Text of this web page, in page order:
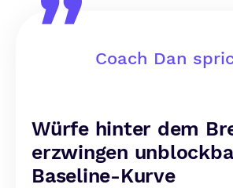
Coach Dan
Würfe hinter dem
erzwingen
Baseline-Kurve